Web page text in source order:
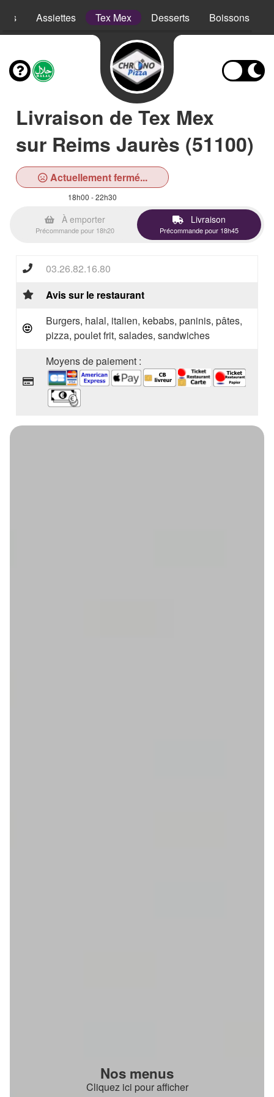
Assiettes Tex Mex Desserts Boissons
Livraison de Tex Mex
sur Reims Jaurès (51100)
Actuellement fermé...
18h00 - 22h30
À emporter
Précommande pour 18h20
Livraison
Précommande pour 18h45
03.26.82.16.80
Avis sur le restaurant
Burgers, halal, italien, kebabs, paninis, pâtes,
pizza, poulet frit, salades, sandwiches
Moyens de paiement :
Nos menus
Cliquez ici pour afficher